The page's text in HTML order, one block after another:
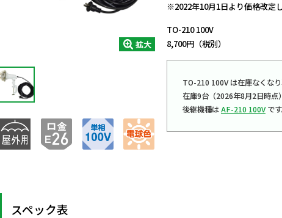
拡大
※2022年10月1日より価格改定し
TO-210 100V
8,700円（税別）
TO-210 100V は在庫なくなり
在庫9台（2026年8月2日時点）
後継機種はAF-210 100Vです
スペック表